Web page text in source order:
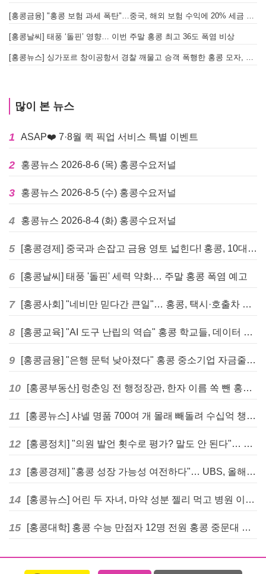
[홍콩날씨] 태풍 ‘돌핀’ 영향… 이번 주말 홍콩 최고 36도 폭염 비상
많이 본 뉴스
1 ASAP❤️ 7·8월 퀵 픽업 서비스 특별 이벤트
2 홍콩뉴스 2026-8-6 (목) 홍콩수요저널
3 홍콩뉴스 2026-8-5 (수) 홍콩수요저널
4 홍콩뉴스 2026-8-4 (화) 홍콩수요저널
5 [홍콩경제] 중국과 손잡고 금융 영토 넓힌다! 홍콩, 10대 신규 정책 발표
6 [홍콩날씨] 태풍 '돌핀' 세력 약화… 주말 홍콩 폭염 예고
7 [홍콩사회] "네비만 믿다간 큰일"… 홍콩, 택시·호출차 통합 시험 도입하며 규제 본격화
8 [홍콩교육] "AI 도구 난립의 역습" 홍콩 학교들, 데이터 고립에 교육 효과 평가 비상
9 [홍콩금융] "은행 문턱 낮아졌다" 홍콩 중소기업 자금줄 숨통 트이나… HKMA "2분기 신용 조건 안정적"
10 [홍콩부동산] 렁춘잉 전 행정장관, 한자 이름 쏙 뺀 홍콩 고급 아파트 단지들에 쓴소리
11 [홍콩뉴스] 샤넬 명품 700여 개 몰래 빼돌려 수십억 챙긴 직원 4년~7년형 선고
12 [홍콩정치] "의원 발언 횟수로 평가? 말도 안 된다"… 홍콩 입법회 의장의 일침
13 [홍콩경제] "홍콩 성장 가능성 여전하다"… UBS, 올해 홍콩 GDP 성장률 전망치 4.5%로 대폭 상향
14 [홍콩뉴스] 어린 두 자녀, 마약 성분 젤리 먹고 병원 이송… 어머니와 친척 체포
15 [홍콩대학] 홍콩 수능 만점자 12명 전원 홍콩 중문대 의대 진학